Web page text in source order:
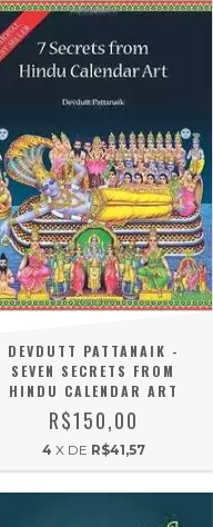
DEVDUTT PATTANAIK -
SEVEN SECRETS FROM
HINDU CALENDAR ART
R$150,00
4 X DE R$41,57